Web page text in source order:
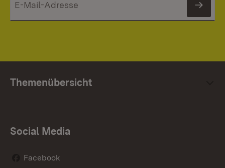
Themenübersicht
Social Media
Facebook